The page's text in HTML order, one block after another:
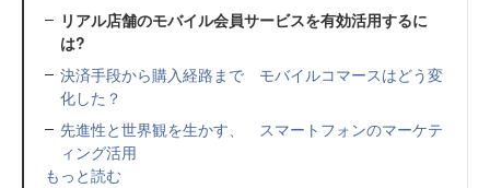
リアル店舗のモバイル会員サービスを有効活用するに
は?
決済手段から購入経路まで モバイルコマースはどう変
化した？
先進性と世界観を生かす、 スマートフォンのマーケテ
ィング活用
もっと読む